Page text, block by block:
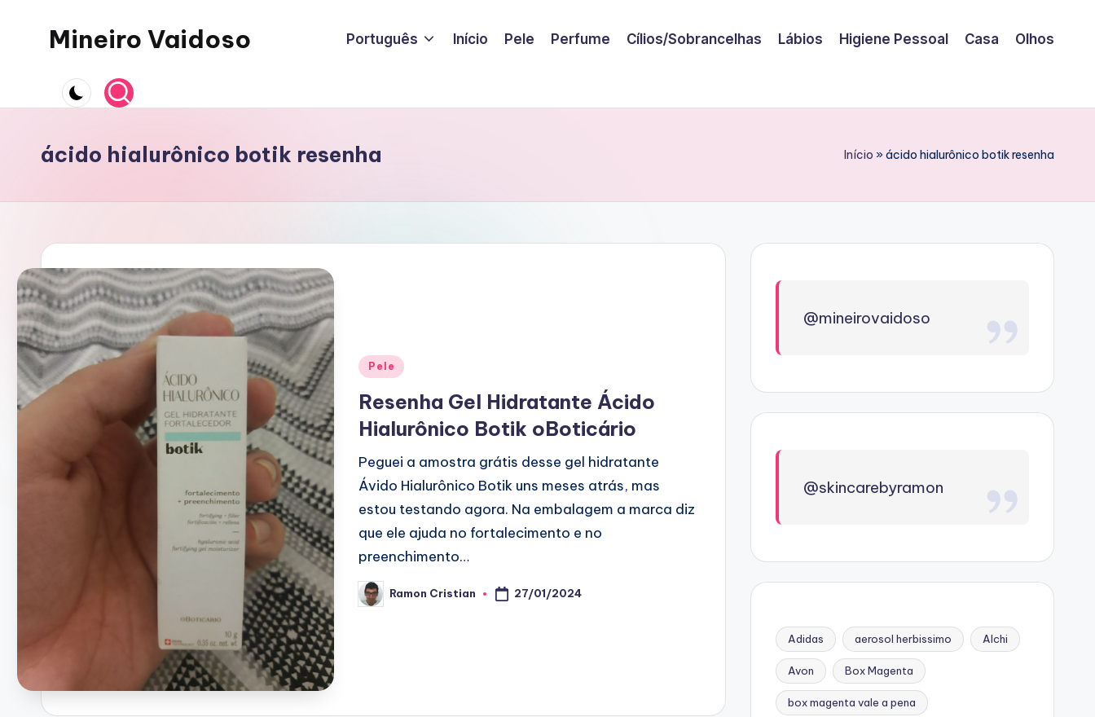
Mineiro Vaidoso
Care,
e
Resenhas
Português Início Pele Perfume Cílios/Sobrancelhas Lábios Higiene Pessoal Casa Olhos
ácido hialurônico botik resenha Início »ácido hialurônico botik resenha
Posted
Pele
Resenha Gel Hidratante Ácido
Hialurônico Botik oBoticário
Peguei a amostra grátis desse gel hidratante
Ávido Hialurônico Botik uns meses atrás, mas
estou testando agora. Na embalagem a marca diz
que ele ajuda no fortalecimento e no
preenchimento…
Posted
by
Ramon Cristian 27/01/2024
@mineirovaidoso
@skincarebyramon
Adidas aerosol herbissimo Alchi
Avon Box Magenta
box magenta vale a pena